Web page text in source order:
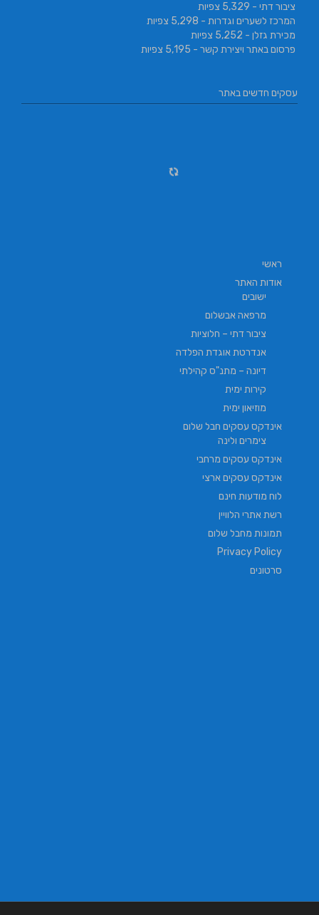
ציבור דתי - 5,329 צפיות
המרכז לשערים וגדרות - 5,298 צפיות
מכירת גזלן - 5,252 צפיות
פרסום באתר ויצירת קשר - 5,195 צפיות
עסקים חדשים באתר
ראשי
אודות האתר
ישובים
מרפאה אבשלום
ציבור דתי – חלוציות
אנדרטת אוגדת הפלדה
דיונה – מתנ"ס קהילתי
קירות ימית
מוזיאון ימית
אינדקס עסקים חבל שלום
צימרים ולינה
אינדקס עסקים מרחבי
אינדקס עסקים ארצי
לוח מודעות חינם
רשת אתרי הלוויין
תמונות מחבל שלום
Privacy Policy
סרטונים